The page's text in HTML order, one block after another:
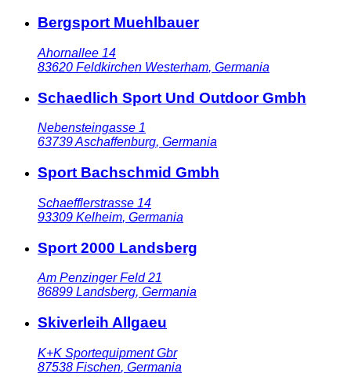
Bergsport Muehlbauer
Ahornallee 14
83620 Feldkirchen Westerham, Germania
Schaedlich Sport Und Outdoor Gmbh
Nebensteingasse 1
63739Aschaffenburg, Germania
Sport Bachschmid Gmbh
Schaefflerstrasse 14
93309 Kelheim, Germania
Sport 2000 Landsberg
Am Penzinger Feld 21
86899 Landsberg, Germania
Skiverleih Allgaeu
K+K Sportequipment Gbr
87538 Fischen, Germania